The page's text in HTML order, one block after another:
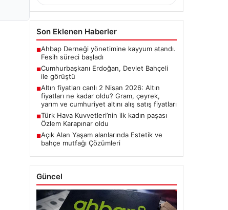
Son Eklenen Haberler
■Ahbap Derneği yönetimine kayyum atandı.
Fesih süreci başladı
■Cumhurbaşkanı Erdoğan, Devlet Bahçeli
ile görüştü
■Altın fiyatları canlı 2 Nisan 2026: Altın
fiyatları ne kadar oldu? Gram, çeyrek,
yarım ve cumhuriyet altını alış satış fiyatları
■Türk Hava Kuvvetleri’nin ilk kadın paşası
Özlem Karapınar oldu
■Açık Alan Yaşam alanlarında Estetik ve
bahçe mutfağı Çözümleri
Güncel